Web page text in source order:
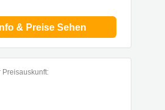
Info & Preise Sehen
Preisauskunft: